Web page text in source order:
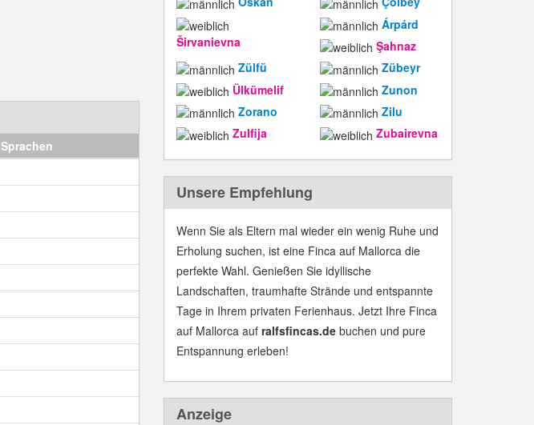
Sprachen
Širvanievna
Árpárd
Şahnaz
Zülfü
Zübeyr
Ülkümelif
Zunon
Zorano
Zilu
Zulfija
Zubairevna
Unsere Empfehlung
Wenn Sie als Eltern mal wieder ein wenig Ruhe und
Erholung suchen, ist eine Finca auf Mallorca die
perfekte Wahl. Genießen Sie idyllische
Landschaften, traumhafte Strände und entspannte
Tage in Ihrem privaten Ferienhaus. Jetzt Ihre Finca
auf Mallorca auf ralfsfincas.de buchen und pure
Entspannung erleben!
Anzeige